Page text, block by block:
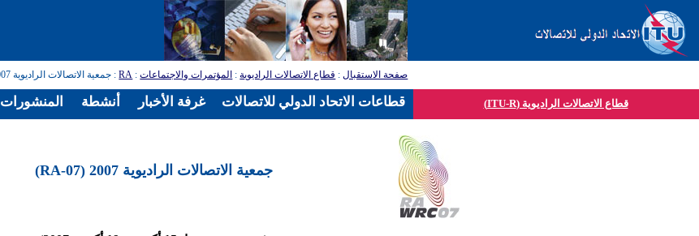
صفحة الاستقبال: قطاع الاتصالات الراديوية: المؤتمرات والاجتماعات:
RA: جمعية الاتصالات الراديوية 2007 (RA-07)
قطاع الاتصالات الراديوية (ITU-R)
جمعية الاتصالات الراديوية 2007 (RA-07)
المنشورات أنشطة غرفة الأخبار قطاعات الاتحاد الدولي للاتصالات